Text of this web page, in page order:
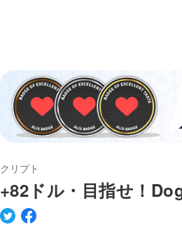
クリプト
+82ドル・目指せ！